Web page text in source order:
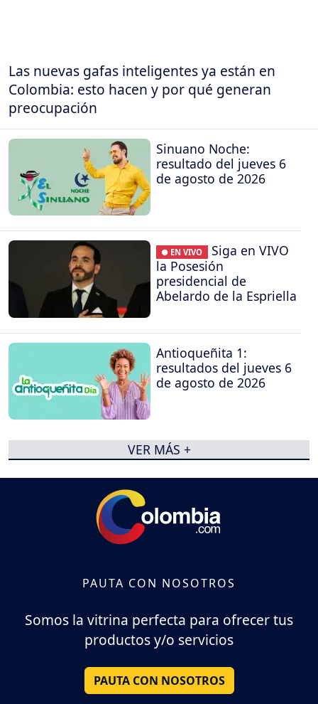
Las nuevas gafas inteligentes ya están en
Colombia: esto hacen y por qué generan
preocupación
Sinuano Noche:
resultado del jueves 6
de agosto de 2026
● EN VIVO
Siga en VIVO
la Posesión
presidencial de
Abelardo de la Espriella
Antioqueñita 1:
resultados del jueves 6
de agosto de 2026
VER MÁS +
PAUTA CON NOSOTROS
Somos la vitrina perfecta para ofrecer tus
productos y/o servicios
PAUTA CON NOSOTROS